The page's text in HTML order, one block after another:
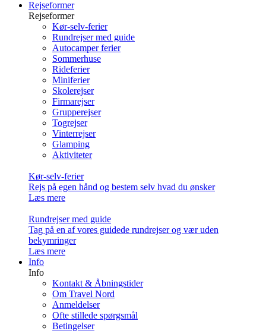
Rejseformer
Rejseformer
Kør-selv-ferier
Rundrejser med guide
Autocamper ferier
Sommerhuse
Rideferier
Miniferier
Skolerejser
Firmarejser
Grupperejser
Togrejser
Vinterrejser
Glamping
Aktiviteter
Kør-selv-ferier
Rejs på egen hånd og bestem selv hvad du ønsker
Læs mere
Rundrejser med guide
Tag på en af vores guidede rundrejser og vær uden
bekymringer
Læs mere
Info
Info
Kontakt & Åbningstider
Om Travel Nord
Anmeldelser
Ofte stillede spørgsmål
Betingelser